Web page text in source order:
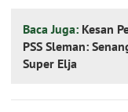
Baca Juga: Kesan
PSS Sleman:
Super Elja